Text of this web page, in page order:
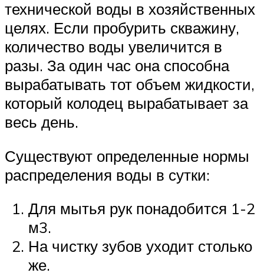
технической воды в хозяйственных
целях. Если пробурить скважину,
количество воды увеличится в
разы. За один час она способна
вырабатывать тот объем жидкости,
который колодец вырабатывает за
весь день.
Существуют определенные нормы
распределения воды в сутки:
Для мытья рук понадобится 1-2
м3.
На чистку зубов уходит столько
же.